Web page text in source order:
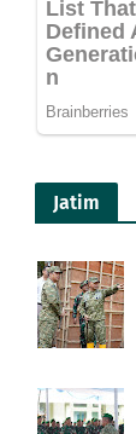
Jatim